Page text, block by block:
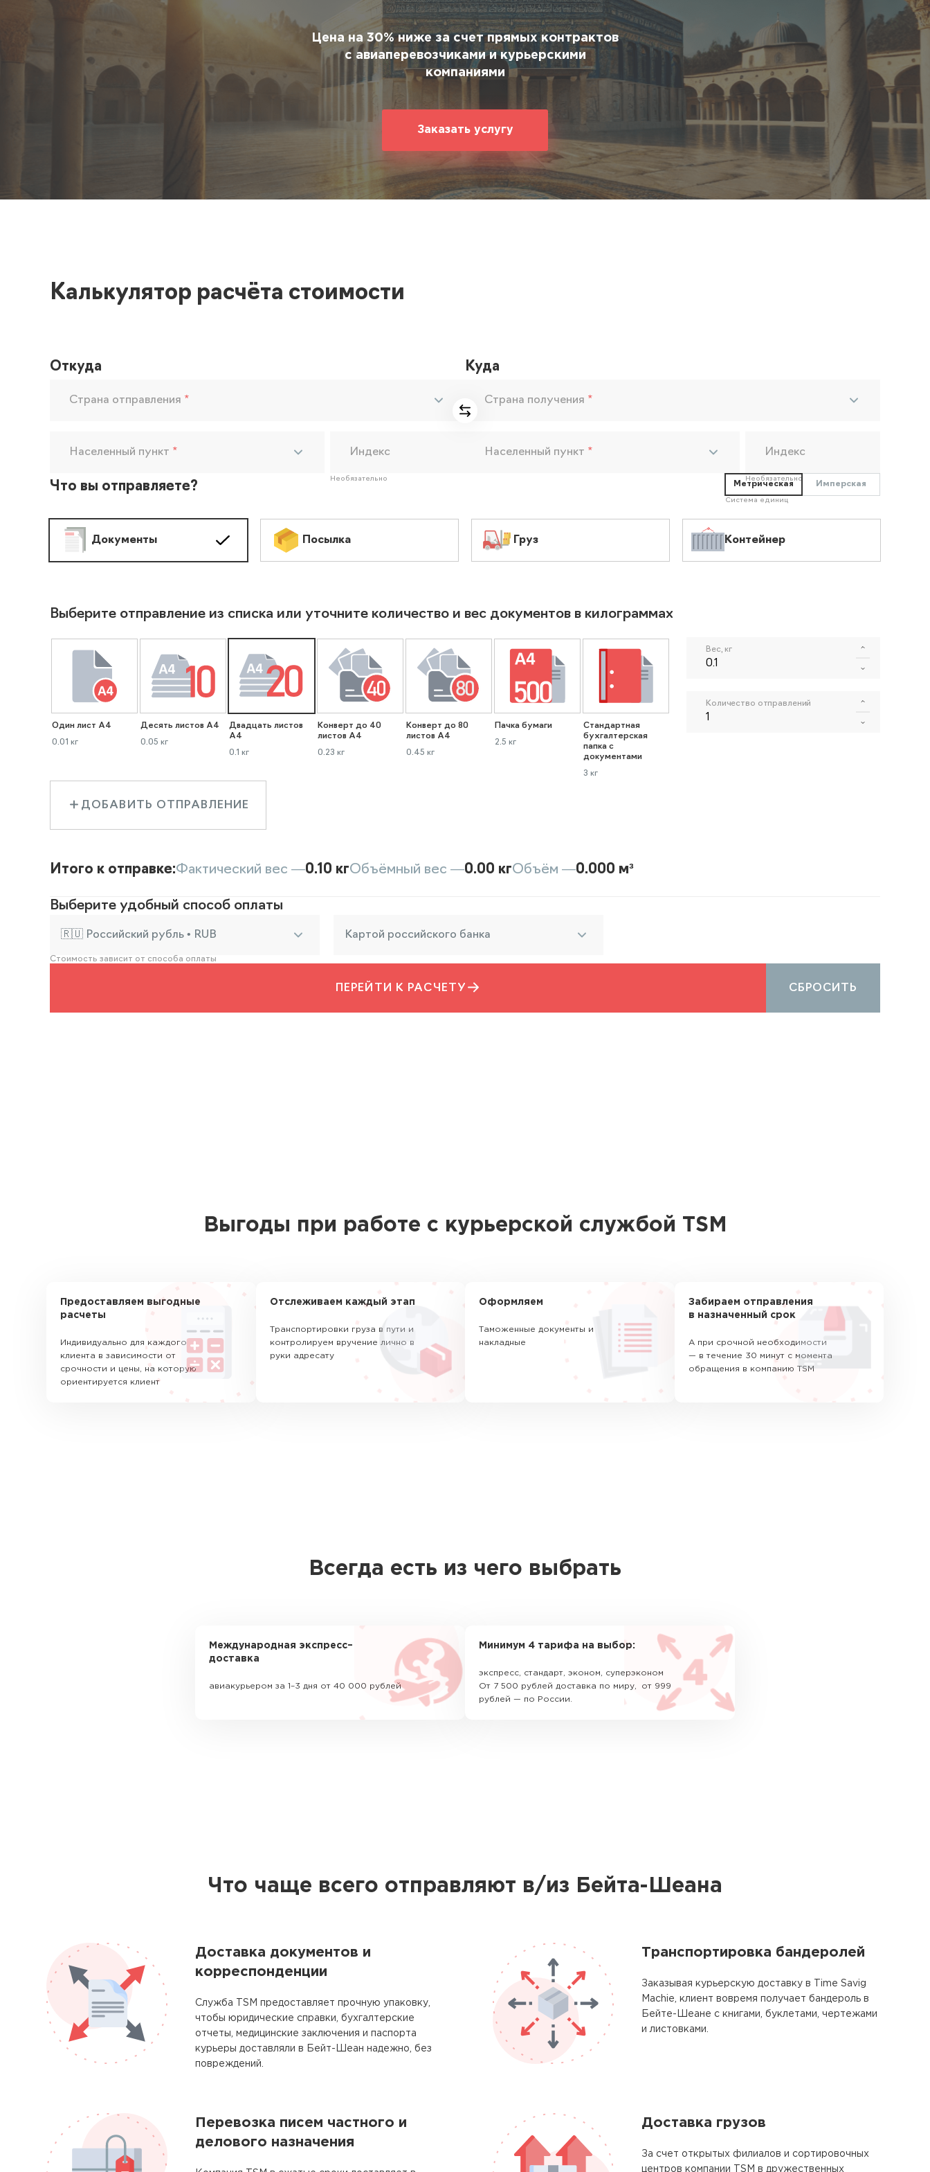
Полезная информация
Страхование
Цена на 30% ниже за счет прямых контрактов
с авиаперевозчиками и курьерскими
компаниями
Заказать услугу
Калькулятор расчёта стоимости
Откуда
Страна отправления *
Населенный пункт * Индекс
Необязательно
Куда
Страна получения *
Населенный пункт * Индекс
Необязательно
Что вы отправляете? Метрическая Имперская
Система единиц
Документы Посылка Груз Контейнер
Выберите отправление из списка или уточните количество и вес документов в килограммах
Один лист А4
0.01 кг
Десять листов А4
0.05 кг
Двадцать листов
А4
0.1 кг
Конверт до 40
листов А4
0.23 кг
Конверт до 80
листов А4
0.45 кг
Пачка бумаги
2.5 кг
Стандартная
бухгалтерская
папка с
документами
3 кг
Вес, кг
Количество отправлений
ДОБАВИТЬ ОТПРАВЛЕНИЕ
Итого к отправке:Фактический вес —0.10 кгОбъёмный вес —0.00 кгОбъём —0.000 м³
Выберите удобный способ оплаты
🇷🇺 Российский рубль • RUB Картой российского банка
Стоимость зависит от способа оплаты
ПЕРЕЙТИ К РАСЧЕТУ СБРОСИТЬ
Выгоды при работе с курьерской службой TSM
Предоставляем выгодные
расчеты
Индивидуально для каждого
клиента в зависимости от
срочности и цены, на которую
ориентируется клиент
Отслеживаем каждый этап
Транспортировки груза в пути и
контролируем вручение лично в
руки адресату
Оформляем
Таможенные документы и
накладные
Забираем отправления
в назначенный срок
А при срочной необходимости
— в течение 30 минут с момента
обращения в компанию TSM
Всегда есть из чего выбрать
Международная экспресс–
доставка
авиакурьером за 1–3 дня от 40 000 рублей
Минимум 4 тарифа на выбор:
экспресс, стандарт, эконом, суперэконом
От 7 500 рублей доставка по миру, от 999
рублей — по России.
Что чаще всего отправляют в/из Бейта-Шеана
Доставка документов и
корреспонденции
Служба TSM предоставляет прочную упаковку,
чтобы юридические справки, бухгалтерские
отчеты, медицинские заключения и паспорта
курьеры доставляли в Бейт-Шеан надежно, без
повреждений.
Транспортировка бандеролей
Заказывая курьерскую доставку в Time Savig
Machie, клиент вовремя получает бандероль в
Бейте-Шеане с книгами, буклетами, чертежами
и листовками.
Перевозка писем частного и
делового назначения
Доставка грузов
За счет открытых филиалов и сортировочных
центров компании TSM в дружественных